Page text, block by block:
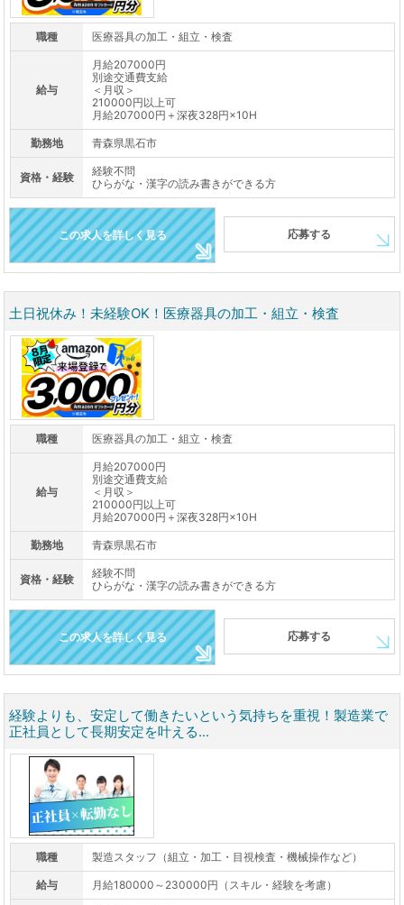
職種 医療器具の加工・組立・検査
給与
月給207000円
別途交通費支給
＜月収＞
210000円以上可
月給207000円＋深夜328円×10H
勤務地 青森県黒石市
資格・経験
経験不問
ひらがな・漢字の読み書きができる方
この求人を詳しく見る 応募する
土日祝休み！未経験OK！医療器具の加工・組立・検査
職種 医療器具の加工・組立・検査
給与
月給207000円
別途交通費支給
＜月収＞
210000円以上可
月給207000円＋深夜328円×10H
勤務地 青森県黒石市
資格・経験
経験不問
ひらがな・漢字の読み書きができる方
この求人を詳しく見る 応募する
経験よりも、安定して働きたいという気持ちを重視！製造業で
正社員として長期安定を叶える...
職種 製造スタッフ（組立・加工・目視検査・機械操作など）
給与 月給180000～230000円（スキル・経験を考慮）